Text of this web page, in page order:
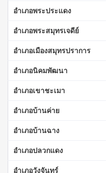
อำเภอพระประแดง
อำเภอพระสมุทรเจดีย์
อำเภอเมืองสมุทรปราการ
อำเภอนิคมพัฒนา
อำเภอเขาชะเมา
อำเภอบ้านค่าย
อำเภอบ้านฉาง
อำเภอปลวกแดง
อำเภอวังจันทร์